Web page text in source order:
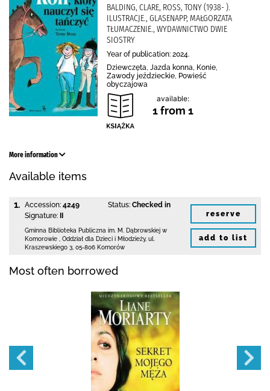
BALDING, CLARE, ROSS, TONY (1938- ).
ILUSTRACJE., GLASENAPP, MAŁGORZATA
TŁUMACZENIE., WYDAWNICTWO DWIE
SIOSTRY
Year of publication: 2024.
Dziewczęta, Jazda konna, Konie,
Zawody jeździeckie, Powieść
obyczajowa
available:
1 from 1
More information
Available items
1. Accession: 4249
Signature:
Status: Checked in
Gminna Biblioteka Publiczna im. M. Dąbrowskiej w
Komorowie
Oddział dla Dzieci i Młodzieży, ul.
Kraszewskiego 3 05-806 Komorów
reserve
add to list
Most often borrowed